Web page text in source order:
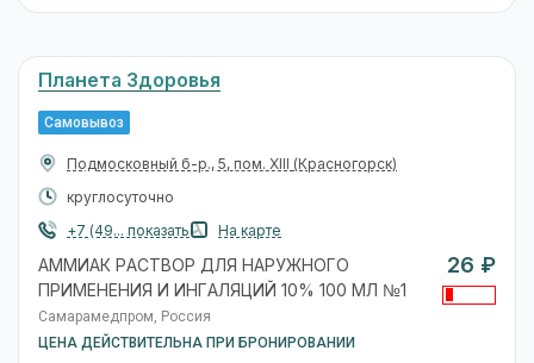
Планета Здоровья
Самовывоз
Подмосковный б-р., 5, пом. Xlll (Красногорск)
круглосуточно
+7 (49... показать
На карте
АММИАК РАСТВОР ДЛЯ НАРУЖНОГО
ПРИМЕНЕНИЯ И ИНГАЛЯЦИЙ 10% 100 МЛ №1
Самарамедпром, Россия
ЦЕНА ДЕЙСТВИТЕЛЬНА ПРИ БРОНИРОВАНИИ
26 ₽